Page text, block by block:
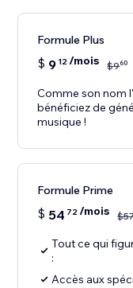
Formule Plus
$ 9 12/mois $960
Comme son nom
bénéficiez de
musique !
Formule Prime
$ 54 72/mois $
Tout ce qui
:
Accès aux